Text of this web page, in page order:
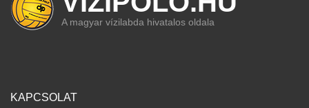
A magyar vízilabda hivatalos oldala
KAPCSOLAT